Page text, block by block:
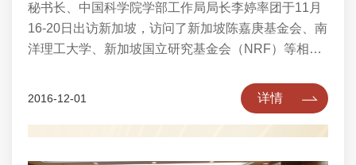
秘书长、中国科学院学部工作局局长李婷率团于11月
16-20日出访新加坡，访问了新加坡陈嘉庚基金会、南
洋理工大学、新加坡国立研究基金会（NRF）等相关
2016-12-01 详情